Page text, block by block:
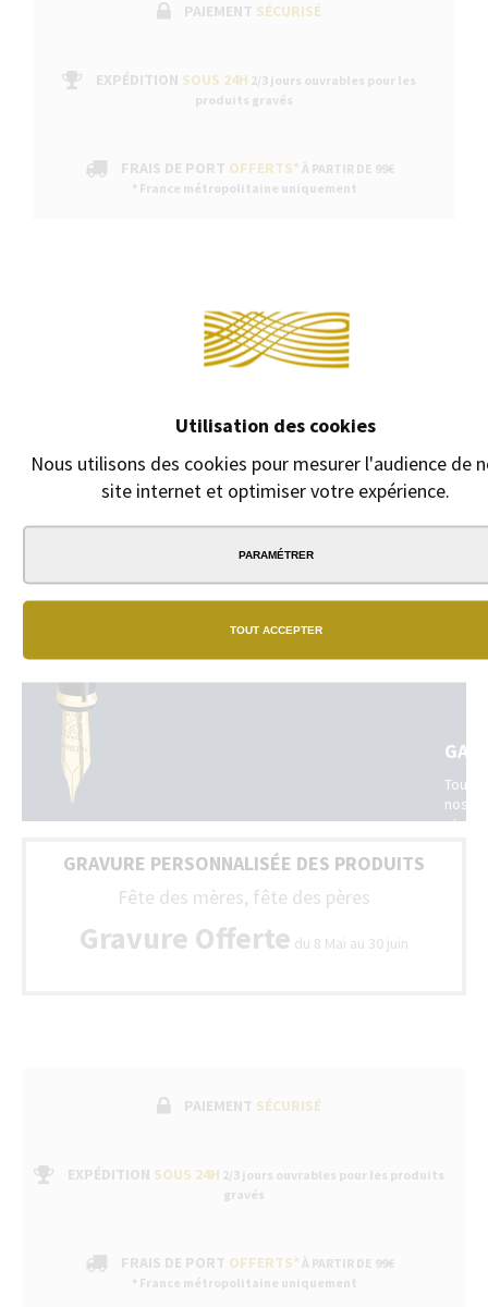
Utilisation des cookies
Nous utilisons des cookies pour mesurer l'audience de
site internet et optimiser votre expérience.
PARAMÉTRER
TOUT ACCEPTER
PAIEMENT SÉCURISÉ
EXPÉDITION SOUS 24H 2/3 jours ouvrables pour les
produits gravés
FRAIS DE PORT OFFERTS* À PARTIR DE 99€
* France métropolitaine uniquement
Cet article est compatible avec les briquet Ligne D, Ligne 8 et
NOS
vrai
dans
la
Tous
nos
stylos
GRAVURE PERSONNALISÉE DES PRODUITS
Fête des mères, fête des pères
Gravure Offerte du 8 Mai au 30 juin
PAIEMENT SÉCURISÉ
EXPÉDITION SOUS 24H 2/3 jours ouvrables pour les produits
gravés
FRAIS DE PORT OFFERTS* À PARTIR DE 99€
* France métropolitaine uniquement